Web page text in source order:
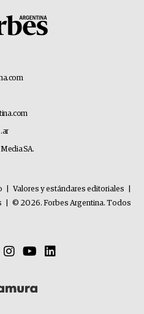
SA.
Valores y estándares editoriales
© 2026. Forbes Argentina. Todos